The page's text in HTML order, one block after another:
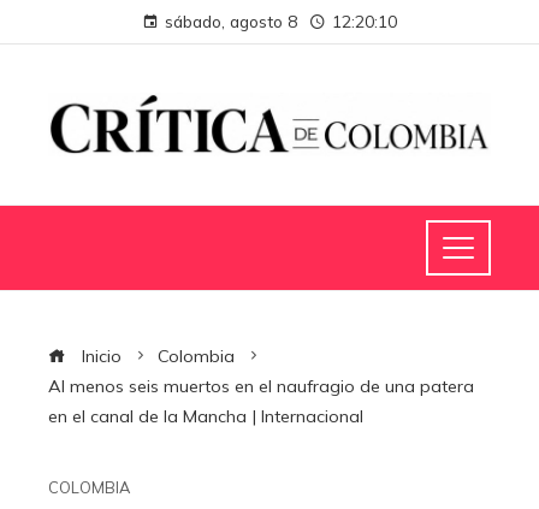
sábado, agosto 8 12:20:11
Inicio
Colombia
Al menos seis muertos en el naufragio de una patera
en el canal de la Mancha | Internacional
COLOMBIA